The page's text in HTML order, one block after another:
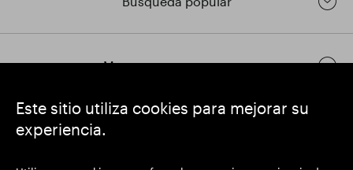
Este sitio utiliza cookies para mejorar su
experiencia.
Mantenerse en contacto